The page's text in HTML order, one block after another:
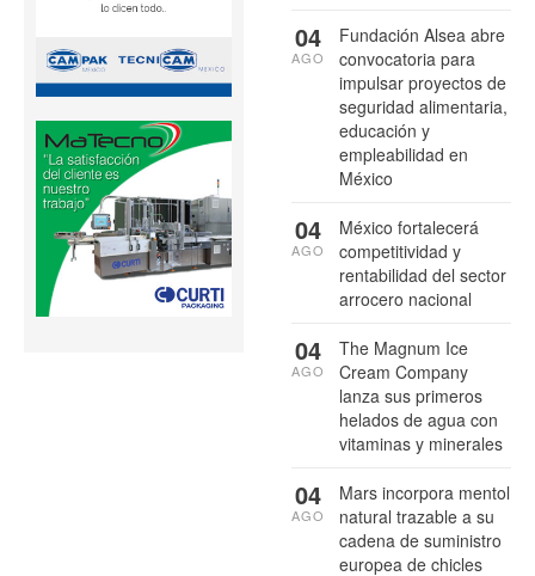
Fundación Alsea abre
convocatoria para
impulsar proyectos de
seguridad alimentaria,
educación y
empleabilidad en
México
04
AGO
México fortalecerá
competitividad y
rentabilidad del sector
arrocero nacional
04
AGO
The Magnum Ice
Cream Company
lanza sus primeros
helados de agua con
vitaminas y minerales
04
AGO
Mars incorpora mentol
natural trazable a su
cadena de suministro
europea de chicles
04
AGO